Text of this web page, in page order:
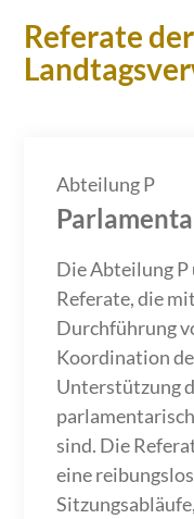
Referate der
Abteilung P
Die Abteilung P
Referate, die
Durchführung
Koordination
Unterstützung
sind. Die
eine